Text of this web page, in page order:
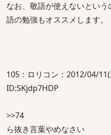
なお、敬語が使えないとい
語の勉強もオススメします。
105：ロリコン：2012/04/
ID:SKjdp7HDP
>>74
ら抜き言葉やめなさい